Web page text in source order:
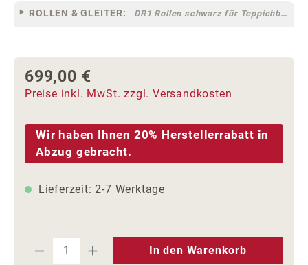
ROLLEN & GLEITER: DR1 Rollen schwarz für Teppichböden [10]
Regulärer Preis:
699,00 €
Preise inkl. MwSt. zzgl. Versandkosten
Wir haben Ihnen 20% Herstellerrabatt in
Abzug gebracht.
Lieferzeit: 2-7 Werktage
Produkt Anzahl: Gib den
In den Warenkorb